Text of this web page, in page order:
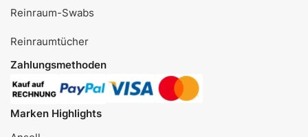
Reinraum-Swabs
Reinraumtücher
Zahlungsmethoden
Marken Highlights